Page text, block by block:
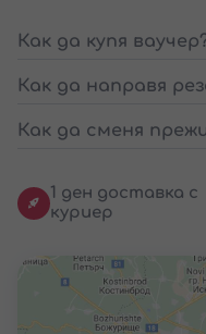
Как да купя
Как да направя
Как да сменя
1 ден доставка с
куриер